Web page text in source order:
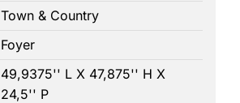
Town & Country
Foyer
49,9375'' L X 47,875'' H X
24,5'' P